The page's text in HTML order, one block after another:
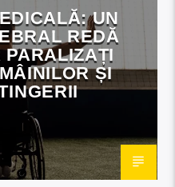
UN
REDĂ
PARALIZAȚI
ȘI